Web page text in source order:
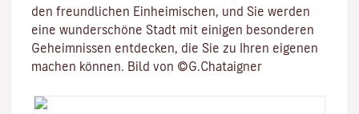
den freundlichen Einheimischen, und Sie werden
eine wunderschöne Stadt mit einigen besonderen
Geheimnissen entdecken, die Sie zu Ihren eigenen
machen können. Bild von ©G.Chataigner